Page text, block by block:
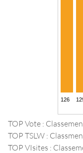
TOP Vote :
TOP TSLW :
TOP VIsites :